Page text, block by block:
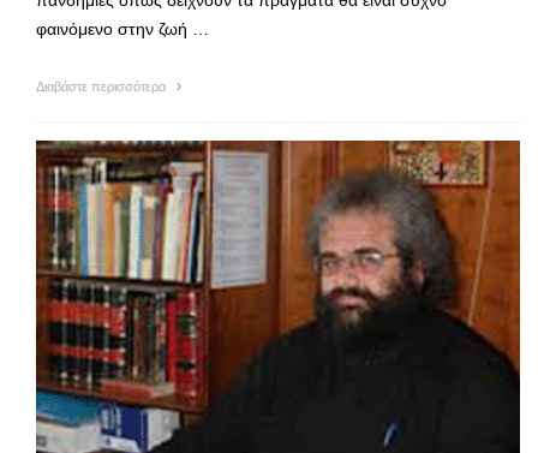
φαινόμενο στην ζωή …
Διαβάστε περισσότερα